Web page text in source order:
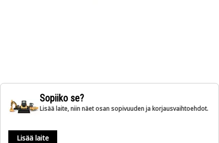
Sopiiko se?
Lisää laite, niin näet osan sopivuuden ja korjausvaihtoehdot.
Lisää laite